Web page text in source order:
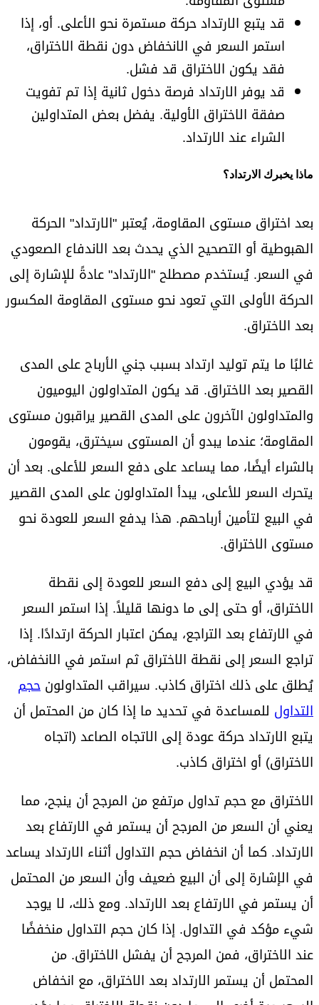
قد يتبع الارتداد حركة مستمرة نحو الأعلى. أو، إذا
استمر السعر في الانخفاض دون نقطة الاختراق،
فقد يكون الاختراق قد فشل.
قد يوفر الارتداد فرصة دخول ثانية إذا تم تفويت
صفقة الاختراق الأولية. يفضل بعض المتداولين
الشراء عند الارتداد.
ماذا يخبرك الارتداد؟
بعد اختراق مستوى المقاومة، يُعتبر "الارتداد" الحركة
الهبوطية أو التصحيح الذي يحدث بعد الاندفاع الصعودي
في السعر. يُستخدم مصطلح "الارتداد" عادةً للإشارة إلى
الحركة الأولى التي تعود نحو مستوى المقاومة المكسور
بعد الاختراق.
غالبًا ما يتم توليد ارتداد بسبب جني الأرباح على المدى
القصير بعد الاختراق. قد يكون المتداولون اليوميون
والمتداولون الآخرون على المدى القصير يراقبون مستوى
المقاومة؛ عندما يبدو أن المستوى سيخترق، يقومون
بالشراء أيضًا، مما يساعد على دفع السعر للأعلى. بعد أن
يتحرك السعر للأعلى، يبدأ المتداولون على المدى القصير
في البيع لتأمين أرباحهم. هذا يدفع السعر للعودة نحو
مستوى الاختراق.
قد يؤدي البيع إلى دفع السعر للعودة إلى نقطة
الاختراق، أو حتى إلى ما دونها قليلاً. إذا استمر السعر
في الارتفاع بعد التراجع، يمكن اعتبار الحركة ارتدادًا. إذا
تراجع السعر إلى نقطة الاختراق ثم استمر في الانخفاض،
يُطلق على ذلك اختراق كاذب. سيراقب المتداولون حجم
التداول للمساعدة في تحديد ما إذا كان من المحتمل أن
يتبع الارتداد حركة عودة إلى الاتجاه الصاعد (اتجاه
الاختراق) أو اختراق كاذب.
الاختراق مع حجم تداول مرتفع من المرجح أن ينجح، مما
يعني أن السعر من المرجح أن يستمر في الارتفاع بعد
الارتداد. كما أن انخفاض حجم التداول أثناء الارتداد يساعد
في الإشارة إلى أن البيع ضعيف وأن السعر من المحتمل
أن يستمر في الارتفاع بعد الارتداد. ومع ذلك، لا يوجد
شيء مؤكد في التداول. إذا كان حجم التداول منخفضًا
عند الاختراق، فمن المرجح أن يفشل الاختراق. من
المحتمل أن يستمر الارتداد بعد الاختراق، مع انخفاض